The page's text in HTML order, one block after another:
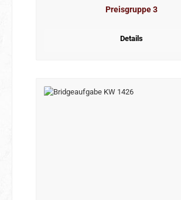
Preisgruppe 3
Details